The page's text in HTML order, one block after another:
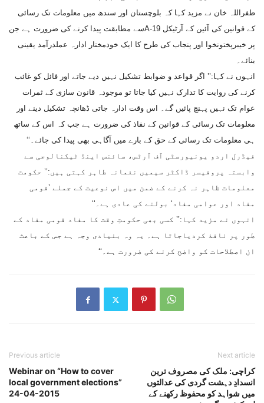
ظفراللہ خان نے مزید کہا کہ بلوچستان اور سندھ میں معلومات تک رسائی
کے قوانین کی آئین کے آرٹیکل 19-Aسے مطابقت پیدا کرنے کی ضرورت ہے جن
پر خیبرپختونخوا اور پنجاب کی طرح کا ایک خودمختار ادارہ عملدرآمد یقینی
بنائے۔
انہوں نے کہا:’’ اگر قواعد و ضوابط تشکیل نہیں دیے جاتے اور فائل کو غائب
کرنے کی روایت کا تدارک نہیں کیا جاتا تو موجودہ قانون سازی کے ثمرات
عوام تک نہیں پہنچ پائیں گے۔ اس وقت ادارہ جاتی ڈھانچہ تشکیل دینے اور
معلومات تک رسائی کے قوانین کے نفاذ کی ضرورت ہے جب کہ اس کے ساتھ
ہی معلومات تک رسائی کے حق کے بارے میں آگاہی بھی پیدا کی جائے۔‘‘
فیڈرل اردو یونیورسٹی آف آرٹس، سائنس اینڈ ٹیکنالوجی سے
وابستہ پروفیسر ڈاکٹر سیمیں نغمانہ طاہر کہتی ہیں:’’ حکومت
معلومات ظاہر نہ کرنے کے ضمن میں اس نوعیت کے جملے ’قومی
مفاد اور عوامی مفاد‘ بولنے کی عادی ہے۔‘‘
انہوں نے مزید کہا:’’ کسی بھی حکومتِ وقت کا مفاد قومی مفاد کے
طور پر نافذ کردیاجاتا ہے۔ یہ وہ بنیادی وجہ ہے جس کے باعث
ان اصطلاحات کو واضح کرنے کی ضرورت ہے۔‘‘
Previous article
Webinar on “How to cover
local government elections”
24-04-2015
Next article
کراچی: ملک کی مصروف ترین
انسدادِ دہشت گردی کی عدالتوں
میں شواہد کو محفوظ رکھنے کے